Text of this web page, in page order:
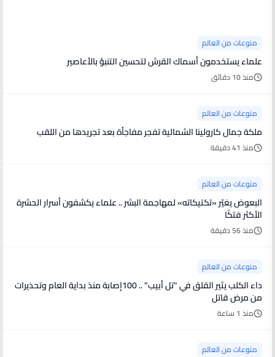
منوعات من العالم
علماء يستخدمون أسماك القرش لتحسين التنبؤ بالأعاصير
منذ 10 دقائق
منوعات من العالم
ملكة جمال كارولينا الشمالية تفجر مفاجأة بعد تجريدها من اللقب
منذ 41 دقيقة
منوعات من العالم
البعوض يغيّر «تكتيكاته» لمهاجمة البشر .. علماء يكشفون أسرار الحشرة
الأكثر فتكًا
منذ 56 دقيقة
منوعات من العالم
داء الكلب يثير القلق في "تل أبيب" .. 100إصابة منذ بداية العام وتحذيرات
من مرض قاتل
منذ 1 ساعة
منوعات من العالم